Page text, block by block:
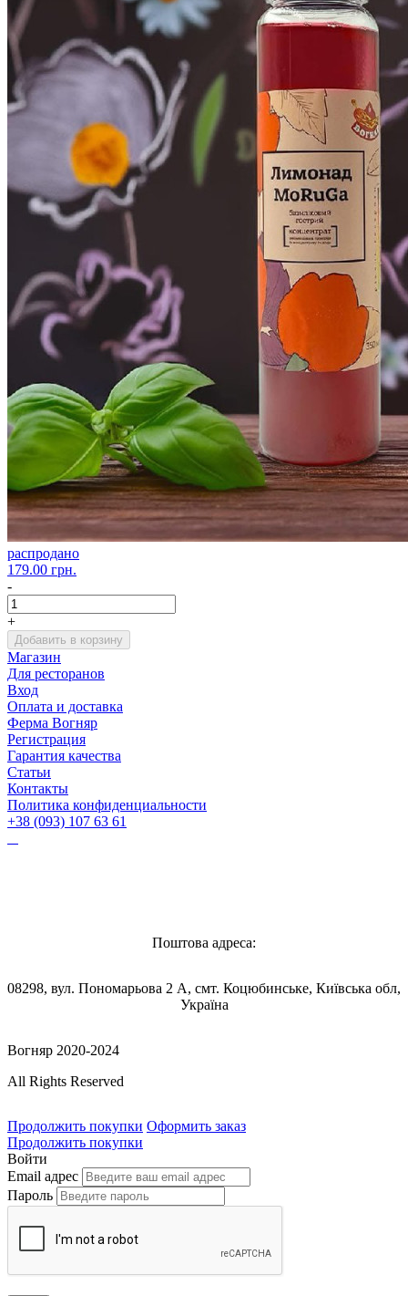
распродано
179.00 грн.
-
+
Добавить в корзину
Магазин
Для ресторанов
Вход
Оплата и доставка
Ферма Вогняр
Регистрация
Гарантия качества
Статьи
Контакты
Политика конфиденциальности
+38 (093) 107 63 61
Поштова адреса:
08298, вул. Пономарьова 2 А, смт. Коцюбинське, Київська обл,
Україна
Вогняр 2020-2024
All Rights Reserved
Продолжить покупки Оформить заказ
Продолжить покупки
Войти
Email адрес
Пароль